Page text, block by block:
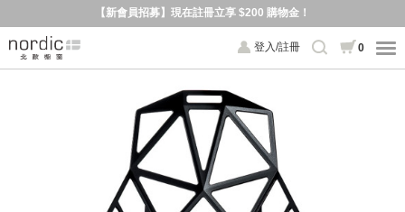
【新會員招募】現在註冊立享 $200 購物金！
登入/註冊 0